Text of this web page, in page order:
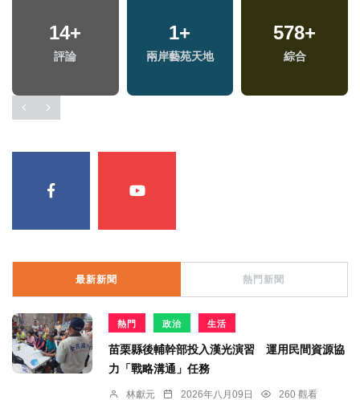
14+
評論
1+
兩岸藝苑天地
578+
綜合
32 +
兩岸道教文化交流專
3 +
兩岸佛教文化交流專
61+
美食
最新新聞 熱門新聞
熱門 政治 生活
苗栗縣後輔幹部投入漢光演習 運用民間資源協
力「戰略溝通」任務
林獻元 2026年八月09日 260 觀看